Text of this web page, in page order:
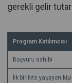
gerekli gelir
Program Katılımcısı
Başvuru sahibi
İlk birlikte yaşayan kişi